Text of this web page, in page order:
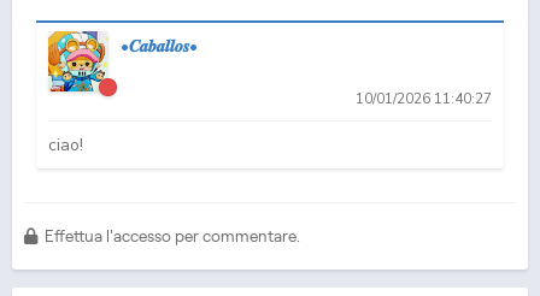
MOVIE
•𝑪𝒂𝒃𝒂𝒍𝒍𝒐𝒔•
10/01/2026 11:40:27
ciao!
Effettua l'accesso per commentare.